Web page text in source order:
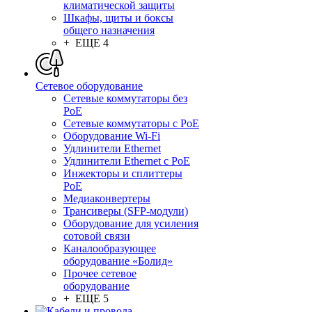
климатической защиты
Шкафы, щиты и боксы
общего назначения
+ ЕЩЕ 4
Сетевое оборудование
Сетевые коммутаторы без
PoE
Сетевые коммутаторы с PoE
Оборудование Wi-Fi
Удлинители Ethernet
Удлинители Ethernet с PoE
Инжекторы и сплиттеры
PoE
Медиаконвертеры
Трансиверы (SFP-модули)
Оборудование для усиления
сотовой связи
Каналообразующее
оборудование «Болид»
Прочее сетевое
оборудование
+ ЕЩЕ 5